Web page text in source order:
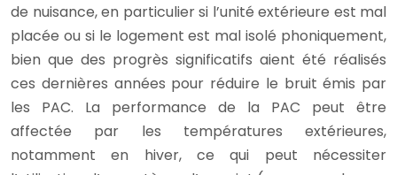
de nuisance, en particulier si l’unité extérieure est mal
placée ou si le logement est mal isolé phoniquement,
bien que des progrès significatifs aient été réalisés
ces dernières années pour réduire le bruit émis par
les PAC. La performance de la PAC peut être
affectée par les températures extérieures,
notamment en hiver, ce qui peut nécessiter